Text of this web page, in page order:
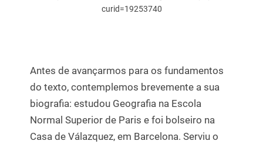
curid=19253740
Antes de avançarmos para os fundamentos
do texto, contemplemos brevemente a sua
biografia: estudou Geografia na Escola
Normal Superior de Paris e foi bolseiro na
Casa de Válazquez, em Barcelona. Serviu o